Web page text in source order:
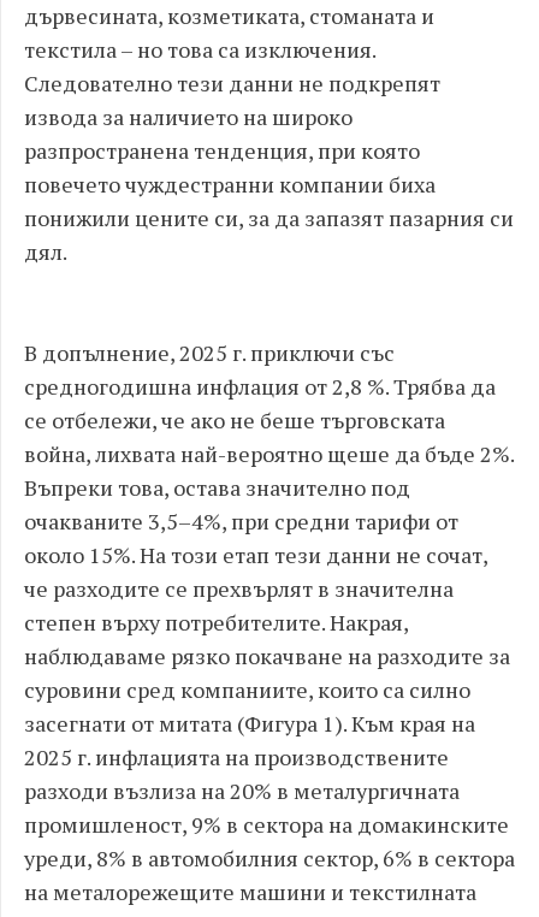
дървесината, козметиката, стоманата и
текстила – но това са изключения.
Следователно тези данни не подкрепят
извода за наличието на широко
разпространена тенденция, при която
повечето чуждестранни компании биха
понижили цените си, за да запазят пазарния си
дял.
В допълнение, 2025 г. приключи със
средногодишна инфлация от 2,8 %. Трябва да
се отбележи, че ако не беше търговската
война, лихвата най-вероятно щеше да бъде 2%.
Въпреки това, остава значително под
очакваните 3,5–4%, при средни тарифи от
около 15%. На този етап тези данни не сочат,
че разходите се прехвърлят в значителна
степен върху потребителите. Накрая,
наблюдаваме рязко покачване на разходите за
суровини сред компаниите, които са силно
засегнати от митата (Фигура 1). Към края на
2025 г. инфлацията на производствените
разходи възлиза на 20% в металургичната
промишленост, 9% в сектора на домакинските
уреди, 8% в автомобилния сектор, 6% в сектора
на металорежещите машини и текстилната